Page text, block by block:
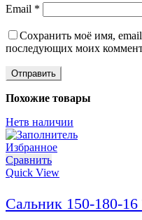
Email *
Сохранить моё имя, email
последующих моих
Похожие товары
Нетв наличии
Избранное
Сравнить
Quick View
Сальник 150-180-